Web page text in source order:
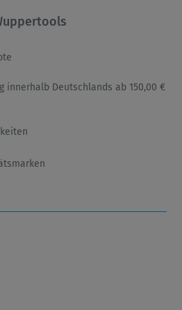
innerhalb Deutschlands ab 150,00 €